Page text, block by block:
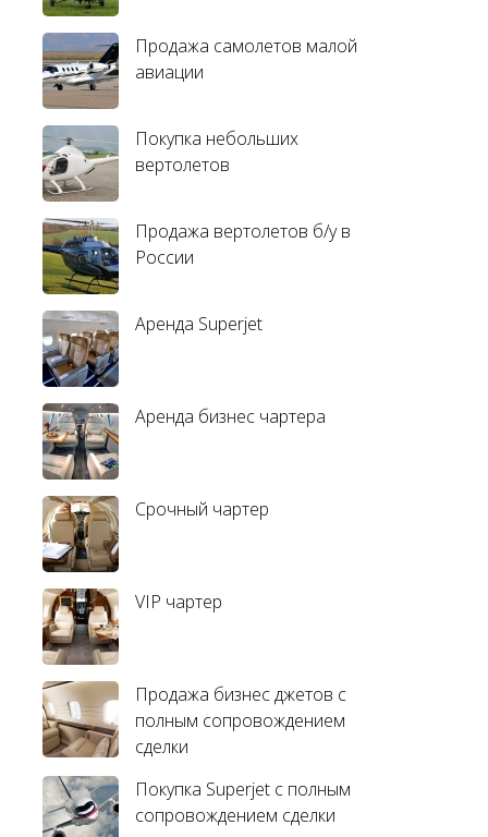
Продажа самолетов малой
авиации
Покупка небольших
вертолетов
Продажа вертолетов б/у в
России
Аренда Superjet
Аренда бизнес чартера
Срочный чартер
VIP чартер
Продажа бизнес джетов с
полным сопровождением
сделки
Покупка Superjet с полным
сопровождением сделки